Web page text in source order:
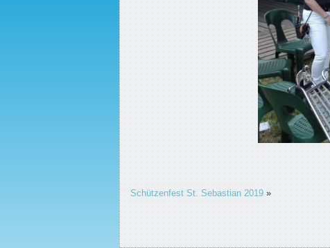
Schützenfest St. Sebastian 2019»